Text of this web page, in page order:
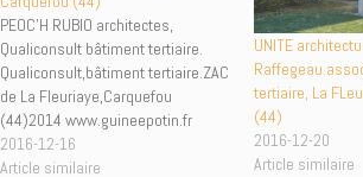
PEOC'H RUBIO architectes,
Qualiconsult bâtiment tertiaire.
Qualiconsult,bâtiment tertiaire.ZAC
de La Fleuriaye,Carquefou
(44)2014 www.guineepotin.fr
2016-12-16
Article similaire
UNITE
Raffegeau
tertiaire, La
(44)
2016-12-20
Article similaire